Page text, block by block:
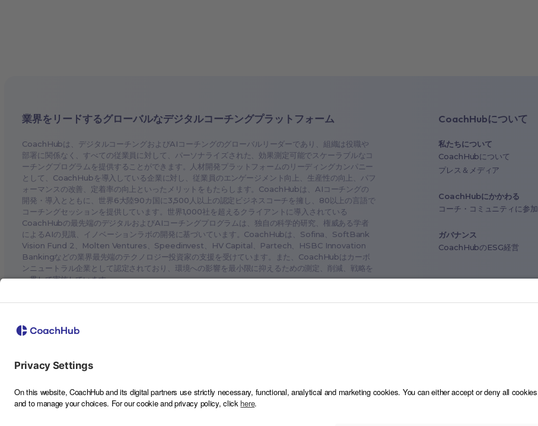
業界をリードするグローバルなデジタルコーチングプラットフォーム
CoachHubは、デジタルコーチングおよびAIコーチングのグローバルリーダーであり、組織は役職や
部署に関係なく、すべての従業員に対して、パーソナライズされた、効果測定可能でスケーラブルなコ
ーチングプログラムを提供することができます。人材開発プラットフォームのリーディングカンパニー
として、CoachHubを導入している企業に対し、従業員のエンゲージメント向上、生産性の向上、パフ
ォーマンスの改善、定着率の向上といったメリットをもたらします。CoachHubは、AIコーチングの
開発・導入とともに、世界6大陸90カ国に3,500人以上の認定ビジネスコーチを擁し、80以上の言語で
コーチングセッションを提供しています。世界1,000社を超えるクライアントに導入されている
CoachHubの最先端のデジタルおよびAIコーチングプログラムは、独自の科学的研究、権威ある学者
によるAIの見識、イノベーションラボの開発に基づいています。CoachHubは、Sofina、SoftBank
Vision Fund 2、Molten Ventures、Speedinvest、HV Capital、Partech、HSBC Innovation
Bankingなどの業界最先端のテクノロジー投資家の支援を受けています。また、CoachHubはカーボ
ンニュートラル企業として認定されており、環境への影響を最小限に抑えるための測定、削減、戦略を
一貫して実施しています。
CoachHubについて
私たちについて
CoachHubについて
プレス＆メディア
CoachHubにかかわる
コーチ・コミュニティに参加
ガバナンス
CoachHubのESG経営